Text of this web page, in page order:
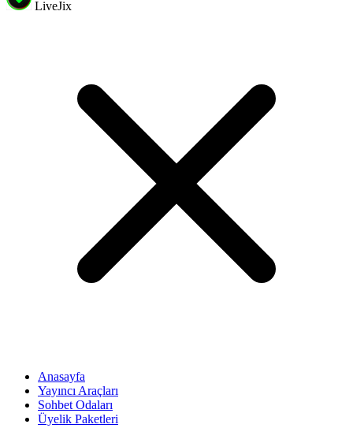
LiveJix
Anasayfa
Yayıncı Araçları
Sohbet Odaları
Üyelik Paketleri